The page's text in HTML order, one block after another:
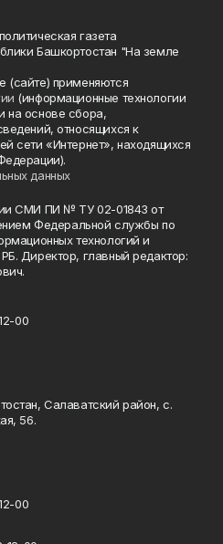
газета
Башкортостан "На земле
(сайте) применяются
(информационные технологии
на основе сбора,
относящихся к
сети «Интернет», находящихся
данных
СМИ ПИ № ТУ 02-01843 от
Федеральной службы по
технологий и
Директор, главный редактор:
00
Салаватский район, с.
56.
00